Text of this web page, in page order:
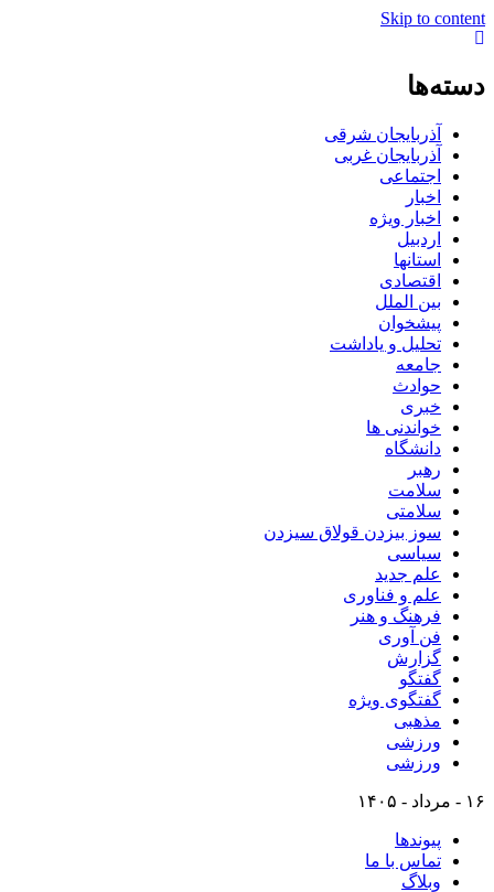
Skip to content
دسته‌ها
آذربایجان شرقی
آذربایجان غربی
اجتماعی
اخبار
اخبار ویژه
اردبیل
استانها
اقتصادی
بین الملل
پیشخوان
تحلیل و یاداشت
جامعه
حوادث
خبری
خواندنی ها
دانشگاه
رهبر
سلامت
سلامتی
سوز بیزدن قولاق سیزدن
سیاسی
علم جدید
علم و فناوری
فرهنگ و هنر
فن آوری
گزارش
گفتگو
گفتگوی ویژه
مذهبی
ورزشی
ورزشی
۱۶ - مرداد - ۱۴۰۵
پیوندها
تماس با ما
وبلاگ